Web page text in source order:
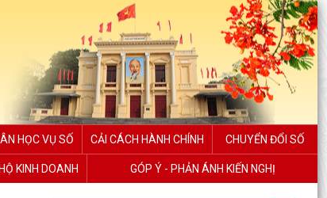
HỌC VỤ SỐ CẢI CÁCH HÀNH CHÍNH CHUYỂN ĐỔI SỐ
KINH DOANH GÓP Ý - PHẢN ÁNH KIẾN NGHỊ